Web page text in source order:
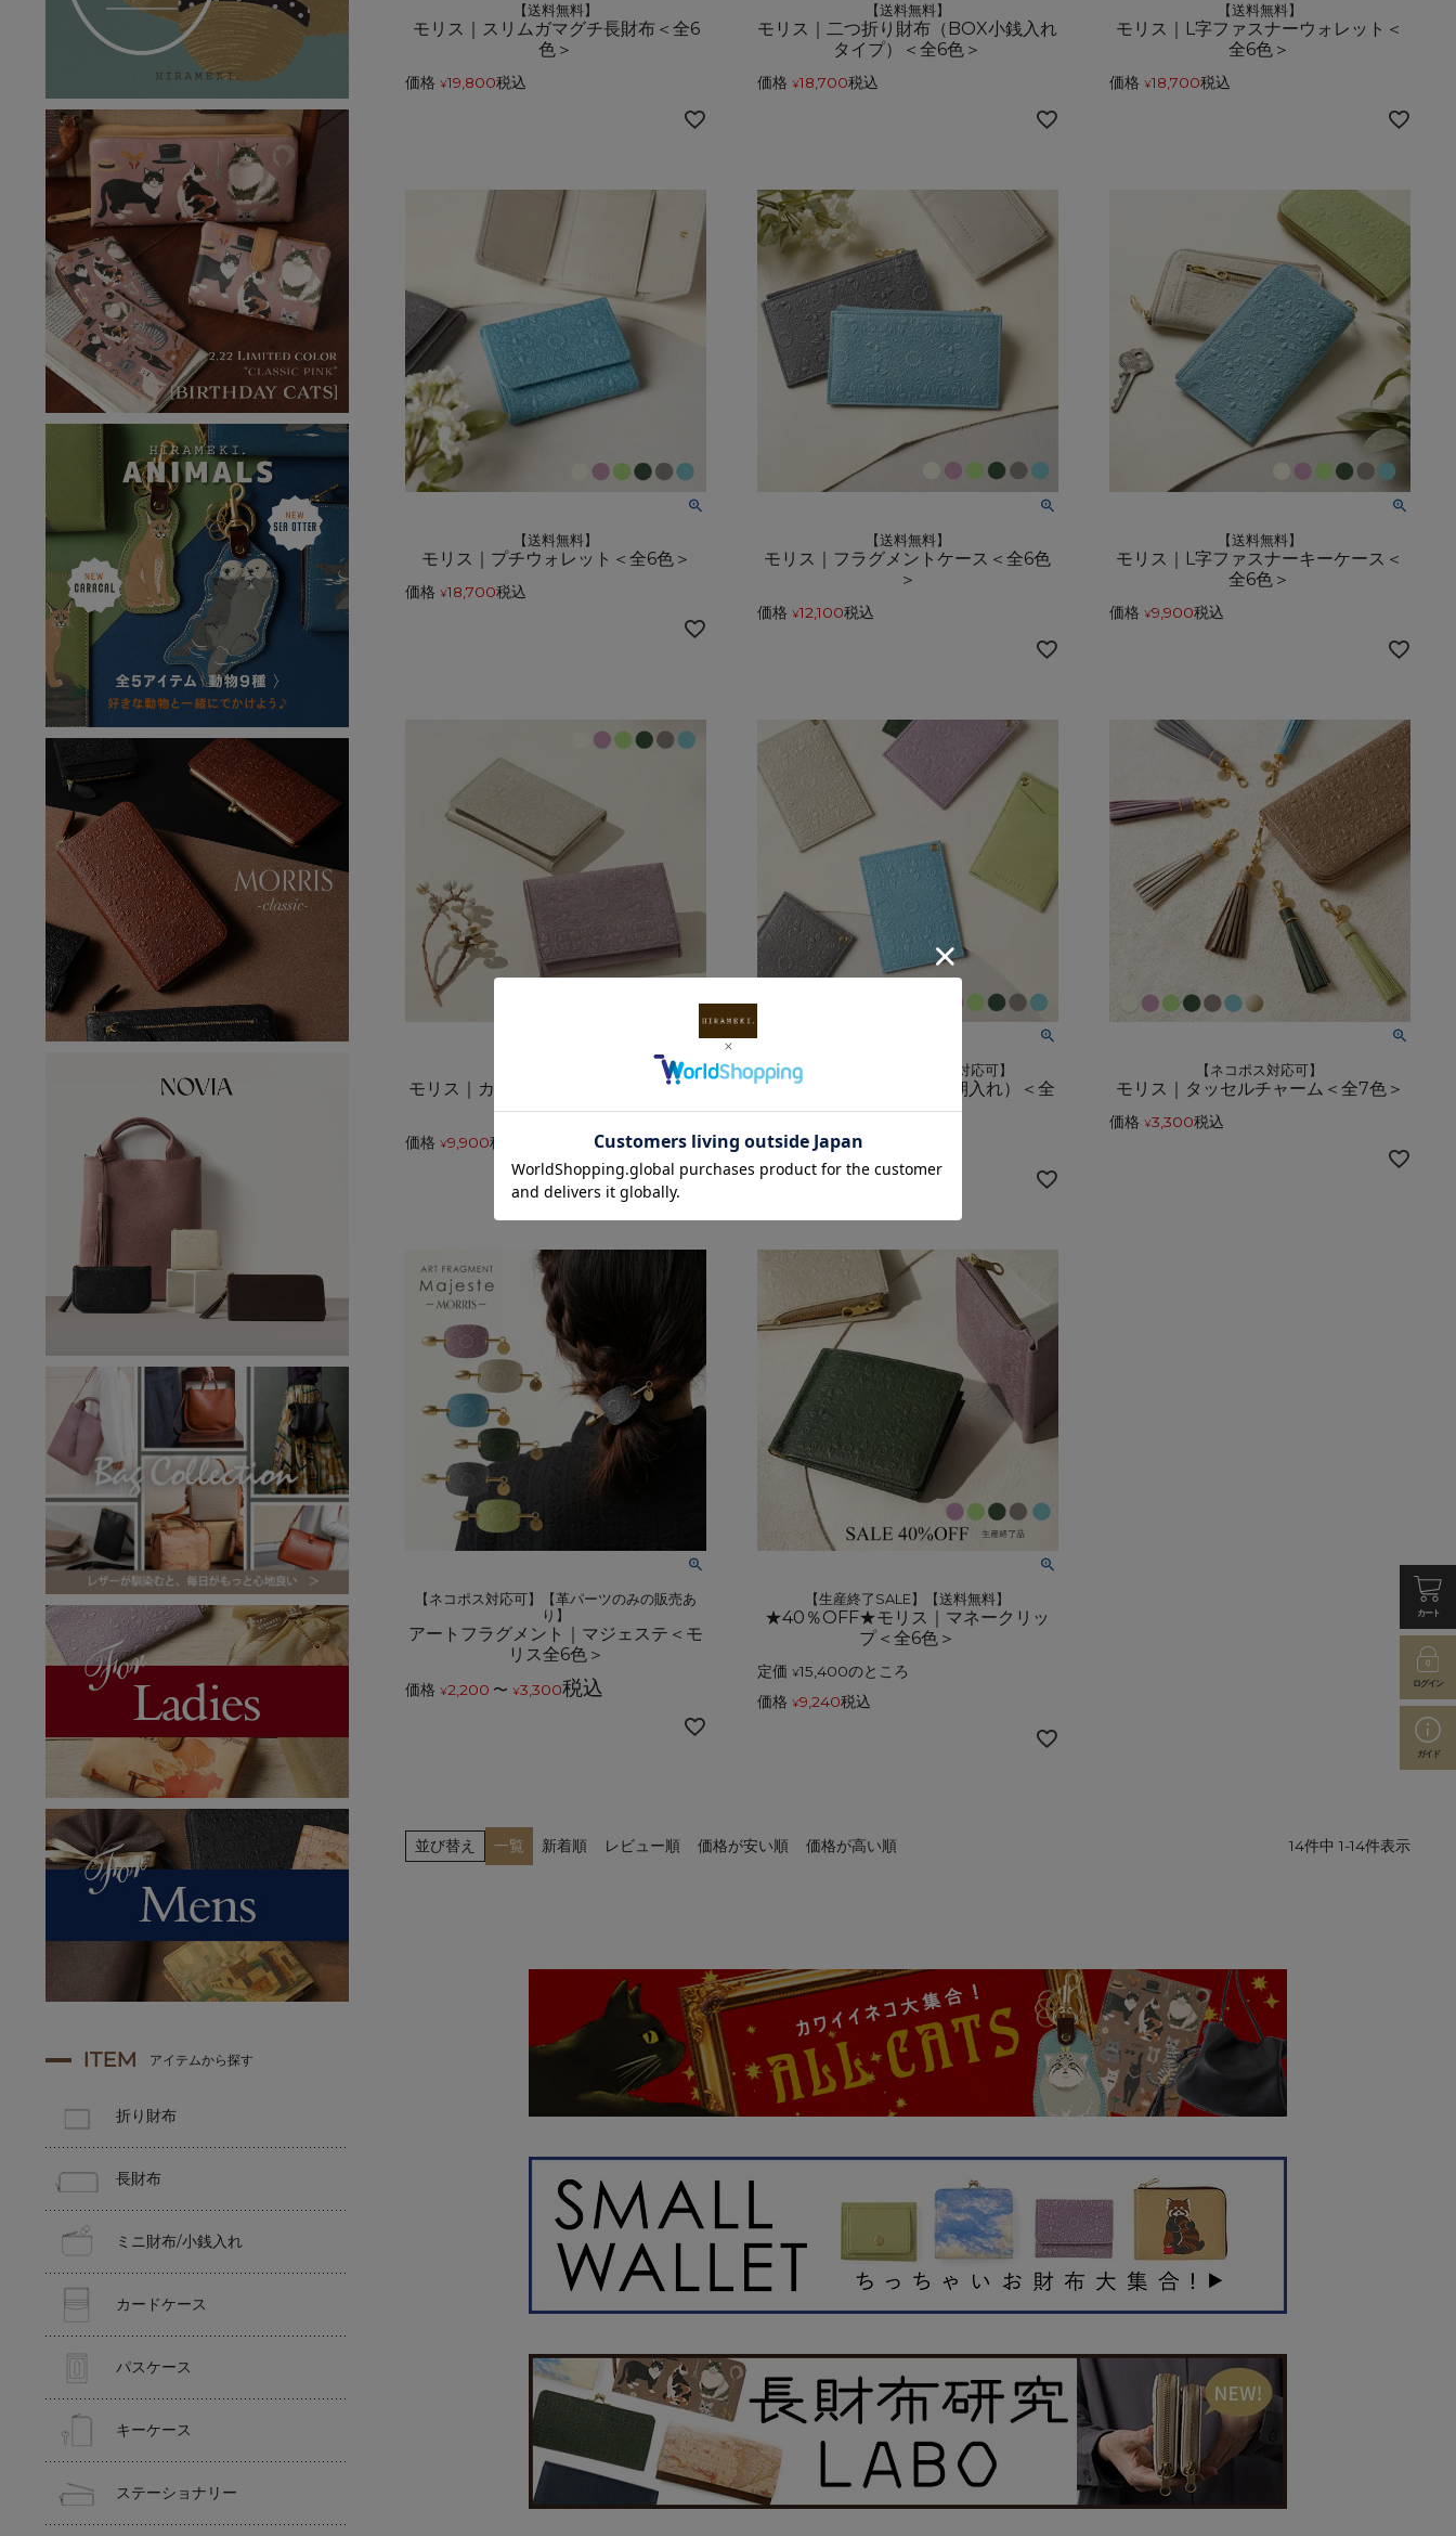
ITEM アイテムから探す
折り財布
長財布
ミニ財布/小銭入れ
カードケース
パスケース
キーケース
ステーショナリー
【送料無料】
モリス｜スリムガマグチ長財布＜全6
色＞
価格 ¥19,800税込
【送料無料】
モリス｜二つ折り財布（BOX小銭入れ
タイプ）＜全6色＞
価格 ¥18,700税込
【送料無料】
モリス｜L字ファスナーウォレット＜
全6色＞
価格 ¥18,700税込
【送料無料】
モリス｜プチウォレット＜全6色＞
価格 ¥18,700税込
【送料無料】
モリス｜フラグメントケース＜全6色
＞
価格 ¥12,100税込
【送料無料】
モリス｜L字ファスナーキーケース＜
全6色＞
価格 ¥9,900税込
モリス｜カードケース（名刺入れ）＜
全6色＞
価格 ¥9,900税込
【送料無料】【ネコポス対応可】
モリス｜パスケース（定期入れ）＜全
6色＞
価格 ¥ 4,950税込
【ネコポス対応可】
モリス｜タッセルチャーム＜全7色＞
価格 ¥3,300税込
【ネコポス対応可】【革パーツのみの販売あ
り】
アートフラグメント｜マジェステ＜モ
リス全6色＞
価格 ¥2,200 〜 ¥3,300税込
【生産終了SALE】【送料無料】
★40％OFF★モリス｜マネークリッ
プ＜全6色＞
定価 ¥15,400のところ
価格 ¥9,240税込
並び替え 一覧 新着順 レビュー順 価格が安い順 価格が高い順 14件中 1-14件表示
カート
ログイン
ガイド